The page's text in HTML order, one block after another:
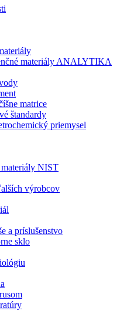
materiály ANALYTIKA
matrice
štandardy
priemysel
materiály NIST
výrobcov
a príslušenstvo
sklo